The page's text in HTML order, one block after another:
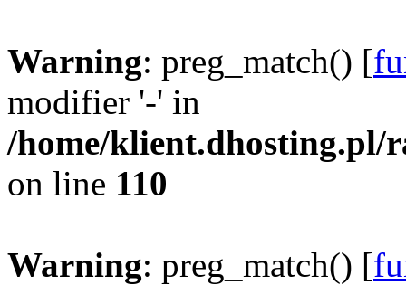
Warning: preg_match() [
modifier '-' in
/home/klient.dhosting.pl/
on line 110
Warning: preg_match() [